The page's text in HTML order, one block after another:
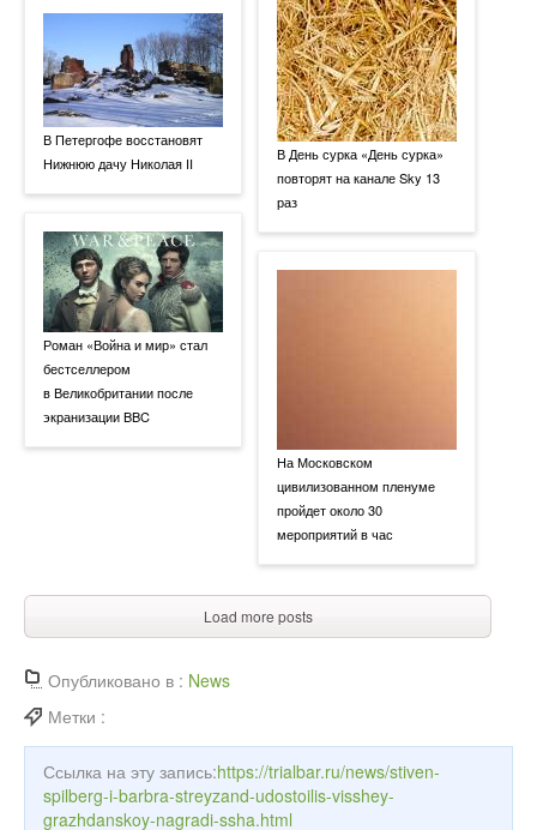
В Петергофе восстановят
Нижнюю дачу Николая II
Роман «Война и мир» стал
бестселлером
в Великобритании после
экранизации BBC
В День сурка «День сурка»
повторят на канале Sky 13
раз
На Московском
цивилизованном пленуме
пройдет около 30
мероприятий в час
Load more posts
Опубликовано в : News
Метки :
Ссылка на эту запись:https://trialbar.ru/news/stiven-
spilberg-i-barbra-streyzand-udostoilis-visshey-
grazhdanskoy-nagradi-ssha.html